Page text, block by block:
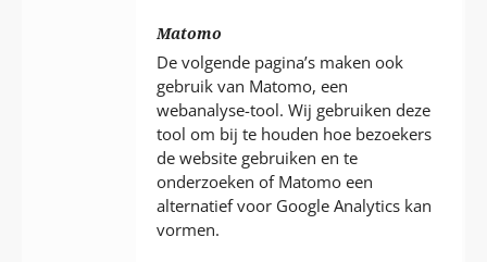
Matomo
De volgende pagina’s maken ook
gebruik van Matomo, een
webanalyse-tool. Wij gebruiken deze
tool om bij te houden hoe bezoekers
de website gebruiken en te
onderzoeken of Matomo een
alternatief voor Google Analytics kan
vormen.